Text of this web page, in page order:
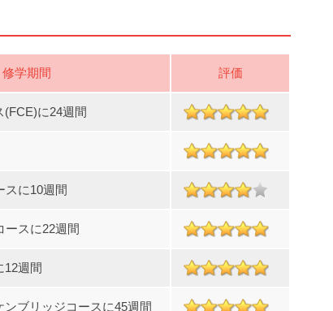
修学期間 評価
(FCE)に24週間
スに10週間
ースに22週間
12週間
ブリッジコースに45週間